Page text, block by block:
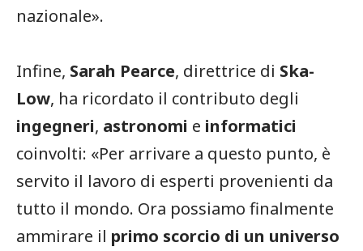
nazionale».
Infine, Sarah Pearce, direttrice di Ska-
Low, ha ricordato il contributo degli
ingegneri, astronomi e informatici
coinvolti: «Per arrivare a questo punto, è
servito il lavoro di esperti provenienti da
tutto il mondo. Ora possiamo finalmente
ammirare il primo scorcio di un universo